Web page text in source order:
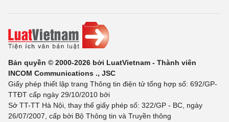
Bản quyền © 2000-2026 bởi LuatVietnam - Thành viên
INCOM Communications ., JSC
Giấy phép thiết lập trang Thông tin điện tử tổng hợp số: 692/GP-
TTĐT cấp ngày 29/10/2010 bởi
Sở TT-TT Hà Nội, thay thế giấy phép số: 322/GP - BC, ngày
26/07/2007, cấp bởi Bộ Thông tin và Truyền thông